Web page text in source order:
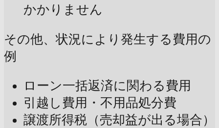
かかりません
その他、状況により発生する費用の
例
ローン一括返済に関わる費用
引越し費用・不用品処分費
譲渡所得税（売却益が出る場合）